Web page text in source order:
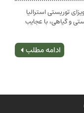
عجایب
تابعیت و اخذ
شخص به دولت